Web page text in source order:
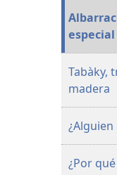
especial
Tabàky,
madera
¿Por